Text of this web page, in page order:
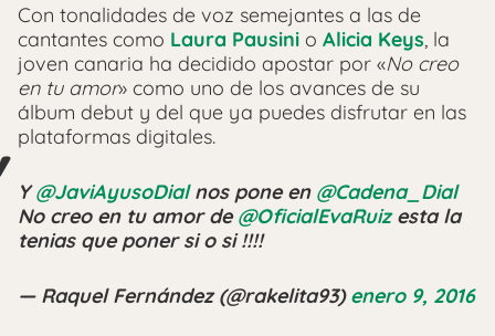
Con tonalidades de voz semejantes a las de
cantantes como Laura Pausini o Alicia Keys, la
joven canaria ha decidido apostar por «No creo
en tu amor» como uno de los avances de su
álbum debut y del que ya puedes disfrutar en las
plataformas digitales.
Y@JaviAyusoDialnos pone en @Cadena_Dial
No creo en tu amor de@OficialEvaRuizesta la
tenias que poner si o si !!!!
— Raquel Fernández (@rakelita93)enero 9, 2016